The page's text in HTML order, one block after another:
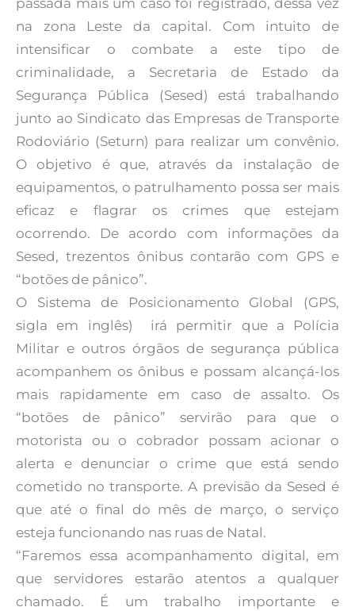
passada mais um caso foi registrado, dessa vez
na zona Leste da capital. Com intuito de
intensificar o combate a este tipo de
criminalidade, a Secretaria de Estado da
Segurança Pública (Sesed) está trabalhando
junto ao Sindicato das Empresas de Transporte
Rodoviário (Seturn) para realizar um convênio.
O objetivo é que, através da instalação de
equipamentos, o patrulhamento possa ser mais
eficaz e flagrar os crimes que estejam
ocorrendo. De acordo com informações da
Sesed, trezentos ônibus contarão com GPS e
“botões de pânico”.
O Sistema de Posicionamento Global (GPS,
sigla em inglês) irá permitir que a Polícia
Militar e outros órgãos de segurança pública
acompanhem os ônibus e possam alcançá-los
mais rapidamente em caso de assalto. Os
“botões de pânico” servirão para que o
motorista ou o cobrador possam acionar o
alerta e denunciar o crime que está sendo
cometido no transporte. A previsão da Sesed é
que até o final do mês de março, o serviço
esteja funcionando nas ruas de Natal.
“Faremos essa acompanhamento digital, em
que servidores estarão atentos a qualquer
chamado. É um trabalho importante e